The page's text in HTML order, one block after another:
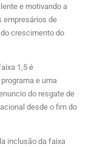
e motivando a
empresários de
crescimento do
1,5 é
e uma
do resgate de
desde o fim do
inclusão da faixa